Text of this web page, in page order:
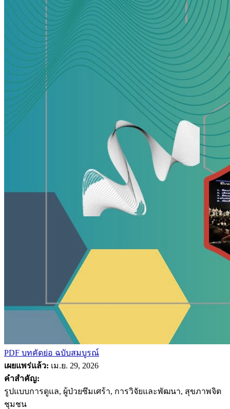
PDF บทคัดย่อ ฉบับสมบูรณ์
เผยแพร่แล้ว: เม.ย. 29, 2026
คำสำคัญ:
รูปแบบการดูแล, ผู้ป่วยซึมเศร้า, การวิจัยและพัฒนา, สุขภาพจิต
ชุมชน